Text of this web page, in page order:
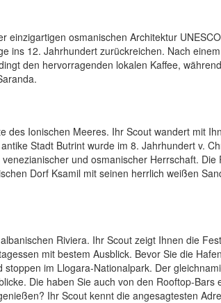
osmanischen Architektur
ins 12. Jahrhundert zurückreichen. Nach
den hervorragenden lokalen Kaffee,
des Ionischen Meeres. Ihr Scout wandert mit
Stadt Butrint wurde im 8. Jahrhundert v.
und osmanischer Herrschaft. Die
Dorf Ksamil mit seinen herrlich weißen
Riviera. Ihr Scout zeigt Ihnen die
mit bestem Ausblick. Bevor Sie die
im Llogara-Nationalpark. Der
Die haben Sie auch von den Rooftop-Bars
Ihr Scout kennt die angesagtesten